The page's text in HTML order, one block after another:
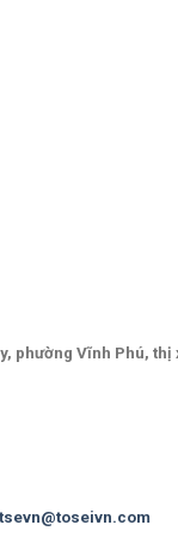
phường Vĩnh Phú,
tsevn@toseivn.com